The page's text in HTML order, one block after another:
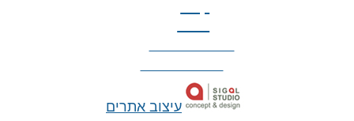
עיצוב אתרים